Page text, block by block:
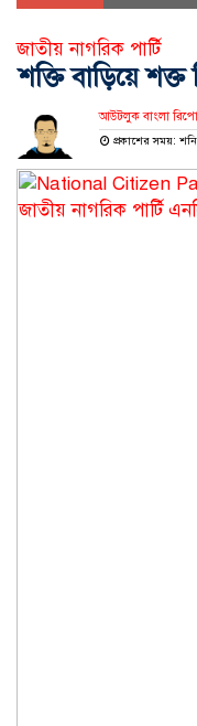
জাতীয় নাগরিক পার্টি
শক্তি বাড়িয়ে
আউটলুক বাংলা
প্রকাশের সময়: